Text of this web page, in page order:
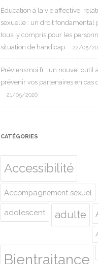
Éducation à la vie affective,
sexuelle : un droit fondamental
tous, y compris pour les
situation de handicap
22/05/
Préviensmoi.fr : un nouvel outil
prévenir vos partenaires en cas
21/05/2026
CATÉGORIES
Accessibilité
Accompagnement sexuel
adolescent adulte
Bientraitance